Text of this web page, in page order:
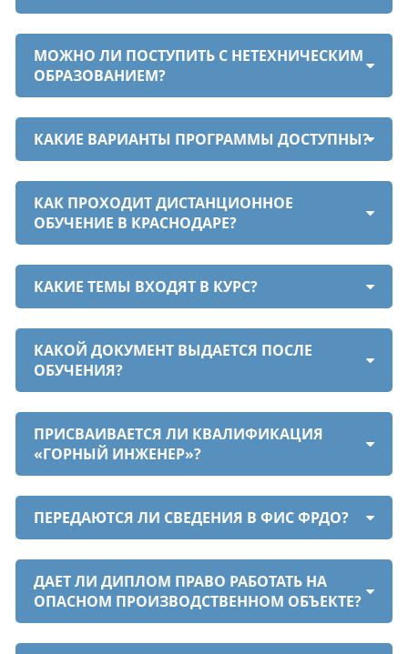
МОЖНО ЛИ ПОСТУПИТЬ С НЕТЕХНИЧЕСКИМ
ОБРАЗОВАНИЕМ?
КАКИЕ ВАРИАНТЫ ПРОГРАММЫ ДОСТУПНЫ?
КАК ПРОХОДИТ ДИСТАНЦИОННОЕ
ОБУЧЕНИЕ В КРАСНОДАРЕ?
КАКИЕ ТЕМЫ ВХОДЯТ В КУРС?
КАКОЙ ДОКУМЕНТ ВЫДАЕТСЯ ПОСЛЕ
ОБУЧЕНИЯ?
ПРИСВАИВАЕТСЯ ЛИ КВАЛИФИКАЦИЯ
«ГОРНЫЙ ИНЖЕНЕР»?
ПЕРЕДАЮТСЯ ЛИ СВЕДЕНИЯ В ФИС ФРДО?
ДАЕТ ЛИ ДИПЛОМ ПРАВО РАБОТАТЬ НА
ОПАСНОМ ПРОИЗВОДСТВЕННОМ ОБЪЕКТЕ?